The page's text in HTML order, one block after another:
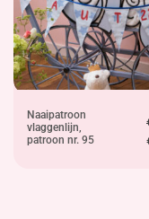
Naaipatroon
vlaggenlijn,
patroon nr. 95